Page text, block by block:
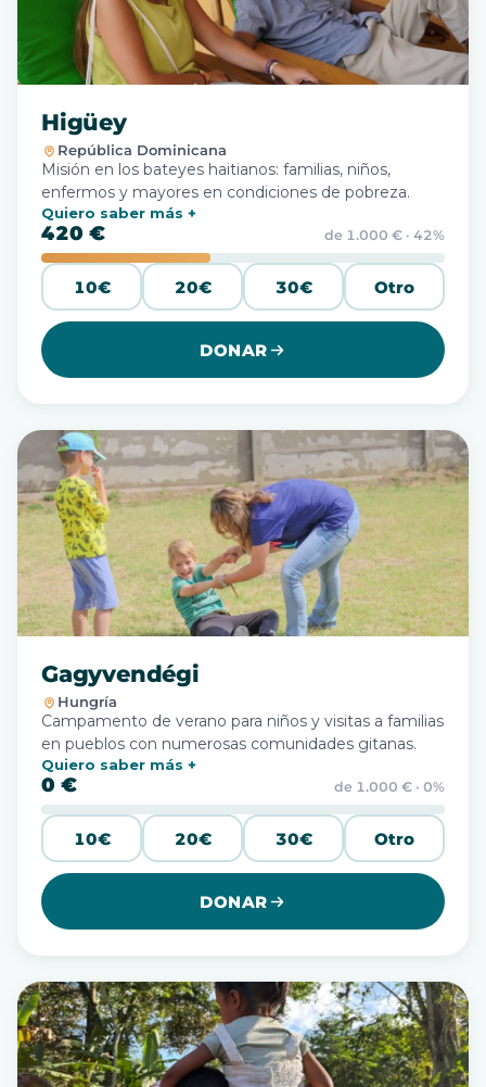
Higüey
República Dominicana
Misión en los bateyes haitianos: familias, niños,
enfermos y mayores en condiciones de pobreza.
Quiero saber más
420 € de 1.000 € · 42%
10€ 20€ 30€ Otro
DONAR
Gagyvendégi
Hungría
Campamento de verano para niños y visitas a familias
en pueblos con numerosas comunidades gitanas.
Quiero saber más
0 € de 1.000 € · 0%
10€ 20€ 30€ Otro
DONAR